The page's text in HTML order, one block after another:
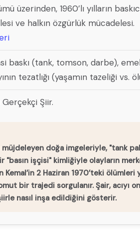
üzerinden, 1960’lı yılların
ve halkın özgürlük mücadelesi.
baskı (tank, tomson, darbe),
tezatlığı (yaşamın tazeliği vs.
Şiir.
doğa imgeleriyle, "tank
"basın işçisi" kimliğiyle olayların
Kemal’in 2 Haziran 1970’teki
bir trajedi sorgulanır. Şair, acıyı
nasıl inşa edildiğini gösterir.